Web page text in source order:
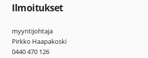
Ilmoitukset
myyntijohtaja
Pirkko Haapakoski
0440 470 126